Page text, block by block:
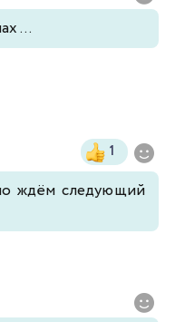
...
1
ждём следующий